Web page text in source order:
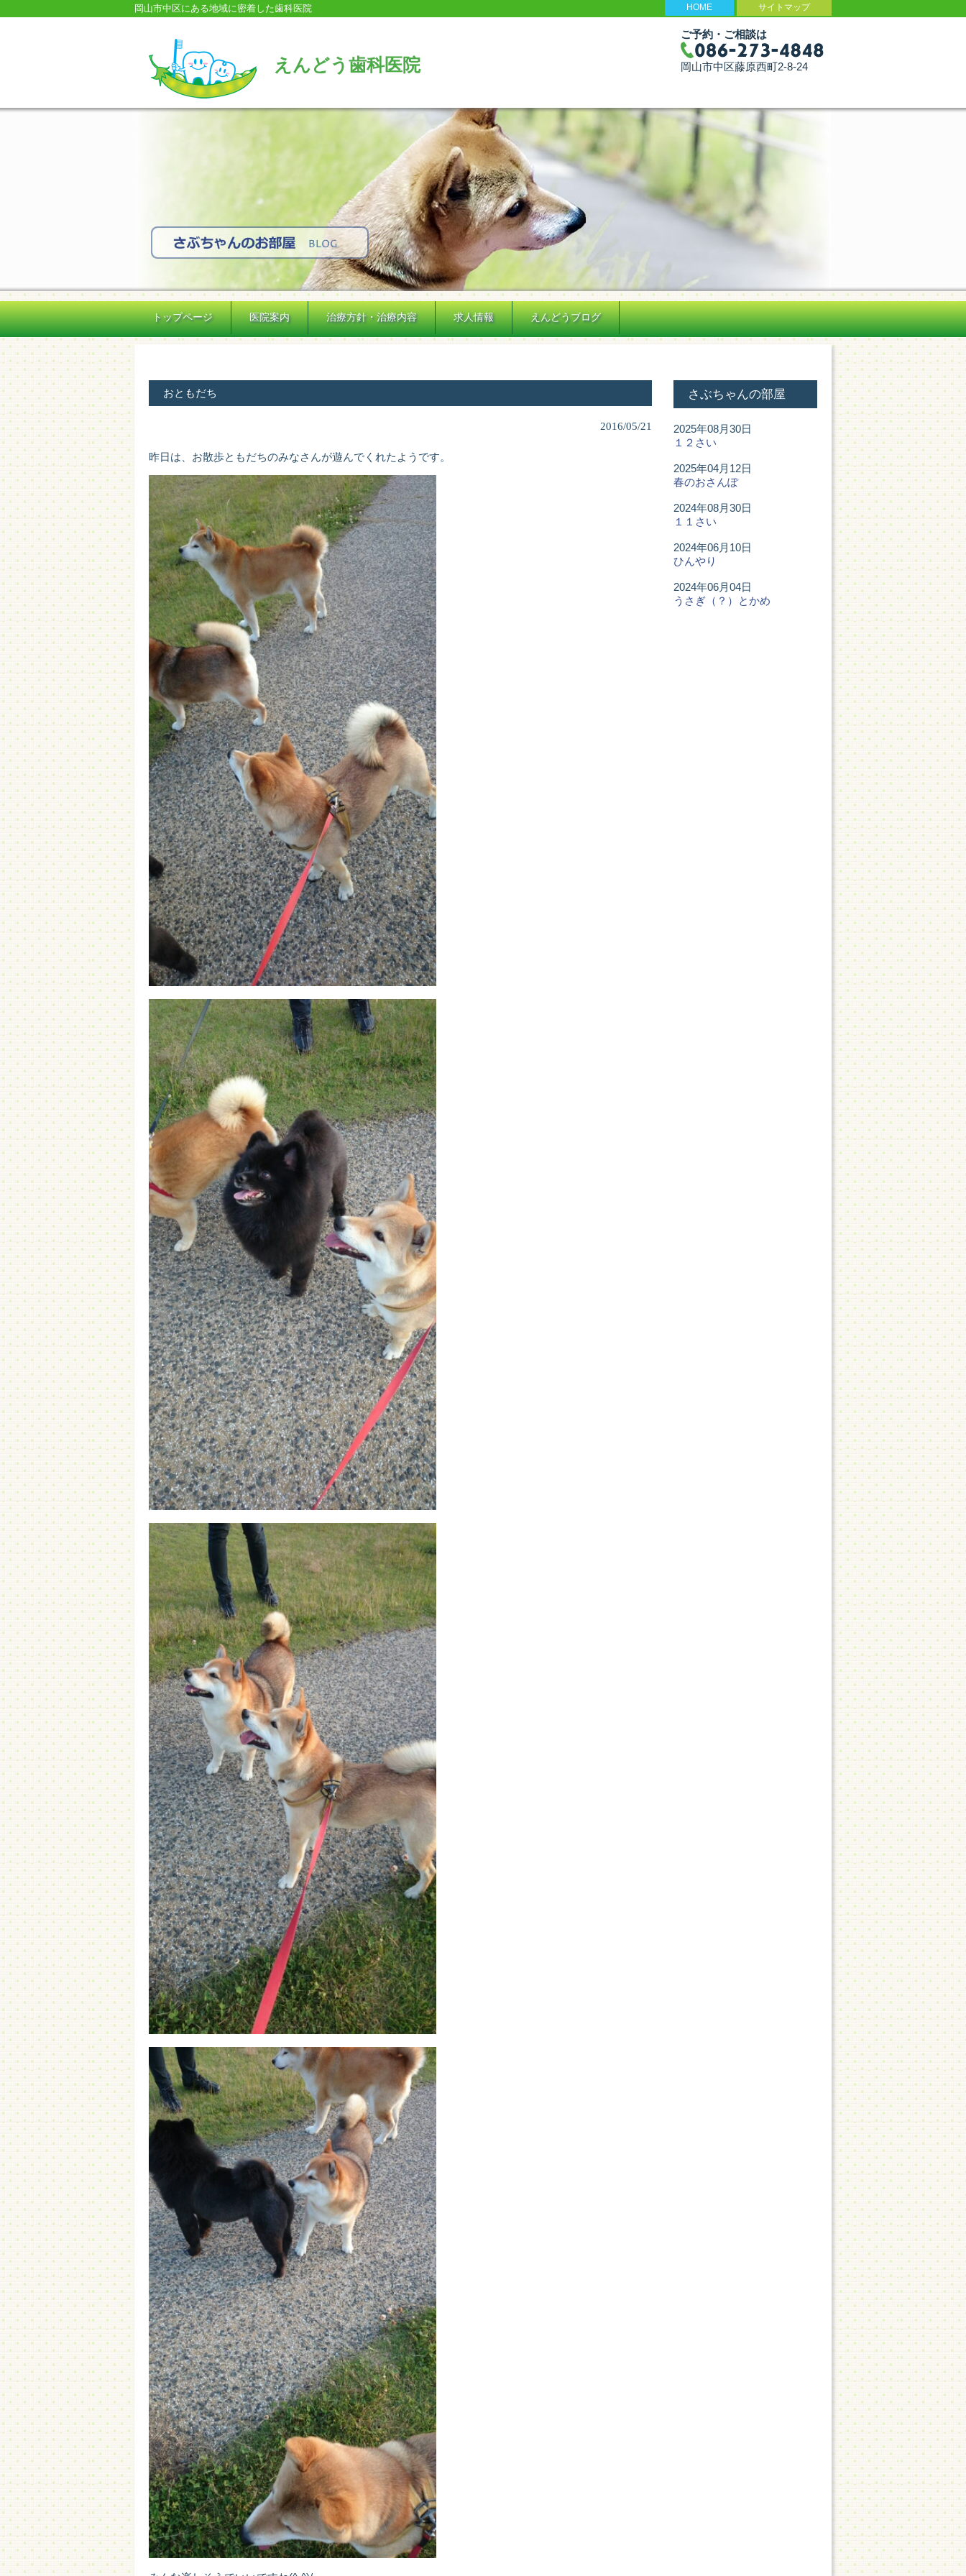
岡山市中区にある地域に密着した歯科医院 HOME サイトマップ
えんどう歯科医院
ご予約・ご相談は
岡山市中区藤原西町2-8-24
トップページ 医院案内 治療方針・治療内容 求人情報 えんどうブログ
おともだち
2016/05/21
昨日は、お散歩ともだちのみなさんが遊んでくれたようです。
さぶちゃんの部屋
2025年08月30日
１２さい
2025年04月12日
春のおさんぽ
2024年08月30日
１１さい
2024年06月10日
ひんやり
2024年06月04日
うさぎ（？）とかめ